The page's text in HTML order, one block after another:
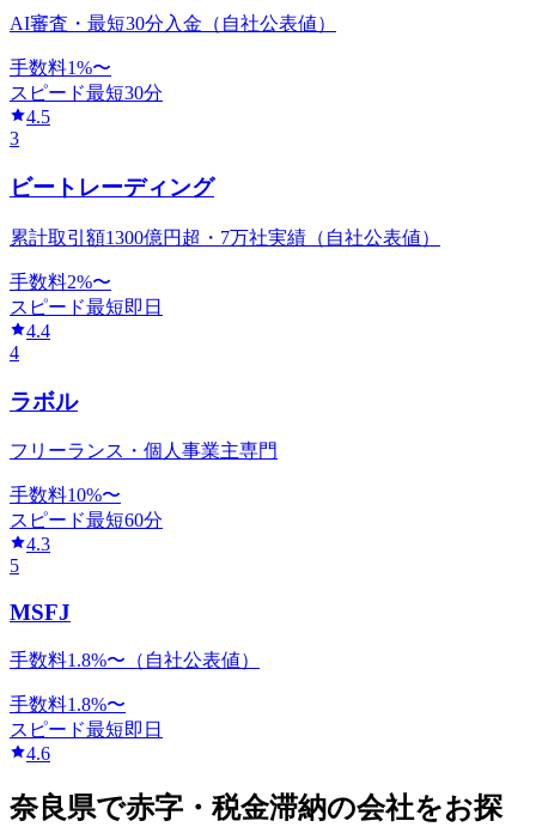
AI審査・最短30分入金（自社公表値）
手数料1%〜
スピード最短30分
4.5
3
ビートレーディング
累計取引額1300億円超・7万社実績（自社公表値）
手数料2%〜
スピード最短即日
4.4
4
ラボル
フリーランス・個人事業主専門
手数料10%〜
スピード最短60分
4.3
5
MSFJ
手数料1.8%〜（自社公表値）
手数料1.8%〜
スピード最短即日
4.6
奈良県で赤字・税金滞納の会社をお探